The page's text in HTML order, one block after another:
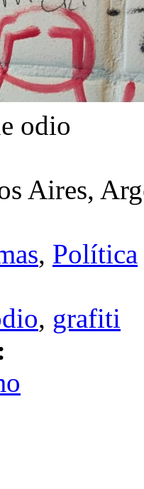
odio
Aires,
, Política
, grafiti